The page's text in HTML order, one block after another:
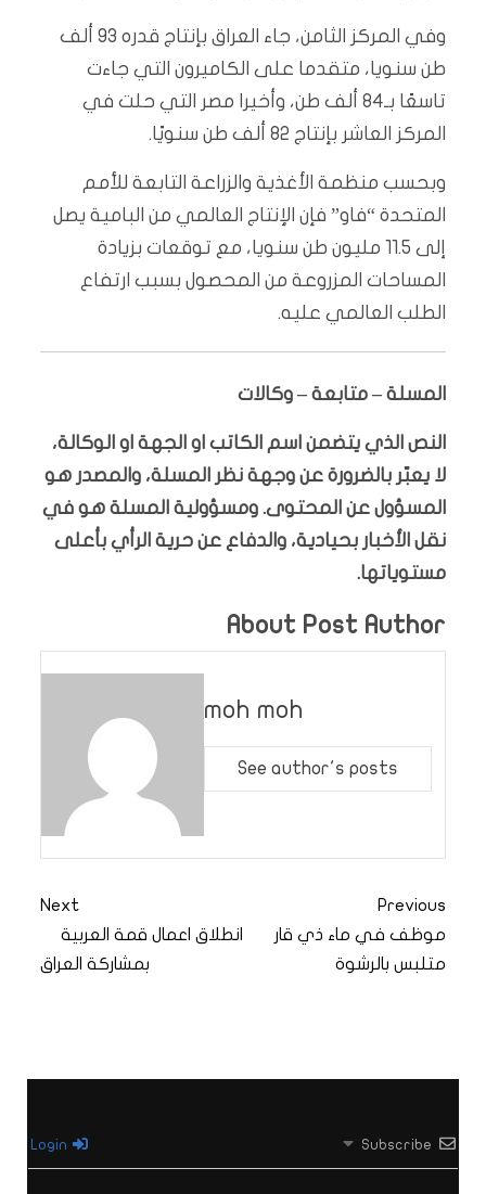
وفي المركز الثامن، جاء العراق بإنتاج قدره 93 ألف
طن سنويا، متقدما على الكاميرون التي جاءت
تاسعًا بـ84 ألف طن، وأخيرا مصر التي حلت في
المركز العاشر بإنتاج 82 ألف طن سنويًا.
وبحسب منظمة الأغذية والزراعة التابعة للأمم
المتحدة “فاو” فإن الإنتاج العالمي من البامية يصل
إلى 11.5 مليون طن سنويا، مع توقعات بزيادة
المساحات المزروعة من المحصول بسبب ارتفاع
الطلب العالمي عليه.
المسلة – متابعة – وكالات
النص الذي يتضمن اسم الكاتب او الجهة او الوكالة،
لا يعبّر بالضرورة عن وجهة نظر المسلة، والمصدر هو
المسؤول عن المحتوى. ومسؤولية المسلة هو في
نقل الأخبار بحيادية، والدفاع عن حرية الرأي بأعلى
مستوياتها.
About Post Author
moh moh
See author's posts
Previous
موظف في ماء ذي قار
متلبس بالرشوة
Next
انطلاق اعمال قمة العربية
بمشاركة العراق
Subscribe